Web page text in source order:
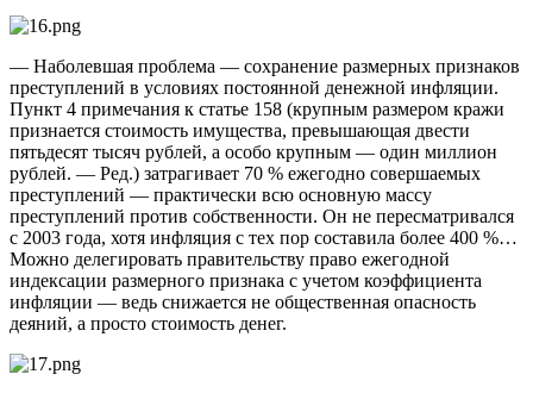
— Наболевшая проблема — сохранение размерных признаков
преступ­лений в условиях постоянной денежной инфляции.
Пункт 4 примечания к статье 158 (крупным размером кражи
признается стоимость имущества, превышающая двести
пятьдесят тысяч рублей, а особо крупным — один миллион
рублей. — Ред.) затрагивает 70 % ежегодно совершаемых
преступлений — практически всю основную массу
преступлений против собственности. Он не пересматривался
с 2003 года, хотя инфляция с тех пор составила более 400 %…
Можно делегировать правительству право ежегодной
индексации размерного признака с учетом коэффициента
инфляции — ведь снижается не общественная опасность
деяний, а просто стоимость денег.